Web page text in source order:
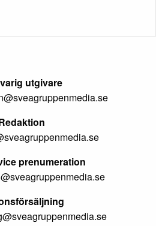
utgivare
prenumeration